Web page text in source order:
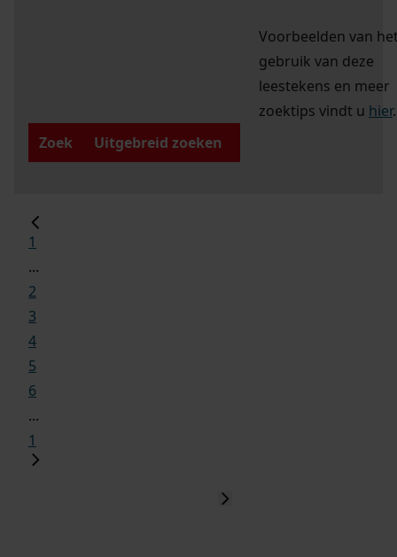
Voorbeelden van
gebruik van deze
leestekens en meer
zoektips vindt u hier.
Zoek
Uitgebreid zoeken
1
...
2
3
4
5
6
...
1